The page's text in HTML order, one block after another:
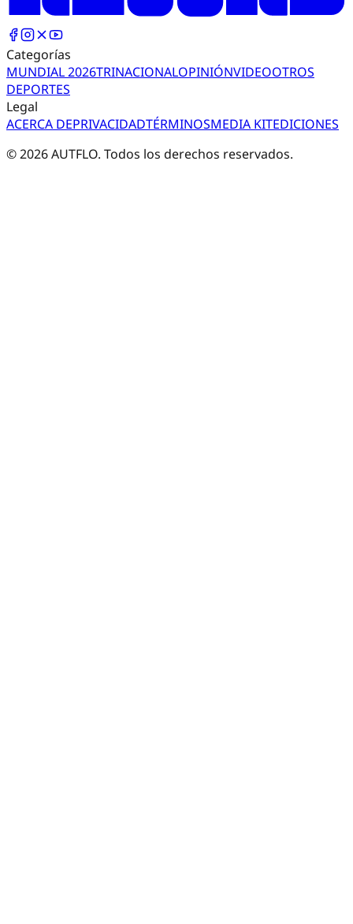
Categorías
MUNDIAL 2026TRINACIONALOPINIÓNVIDEOOTROS
DEPORTES
Legal
ACERCA DEPRIVACIDADTÉRMINOSMEDIA KITEDICIONES
©2026AUTFLO. Todos los derechos reservados.